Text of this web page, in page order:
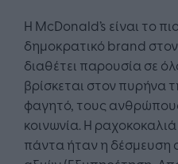
Η McDonald’s είναι το
δημοκρατικό brand
διαθέτει παρουσία σε
βρίσκεται στον πυρήνα
φαγητό, τους
κοινωνία. Η
πάντα ήταν η δέσμευση